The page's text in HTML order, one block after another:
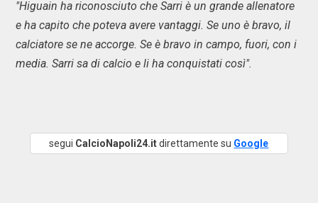
"Higuain ha riconosciuto che Sarri è un grande allenatore
e ha capito che poteva avere vantaggi. Se uno è bravo, il
calciatore se ne accorge. Se è bravo in campo, fuori, con i
media. Sarri sa di calcio e li ha conquistati così".
segui CalcioNapoli24.itdirettamente su Google